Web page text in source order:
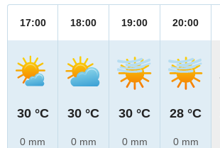
17:00
30 °C
0 mm
18:00
30 °C
0 mm
19:00
30 °C
0 mm
20:00
28 °C
0 mm